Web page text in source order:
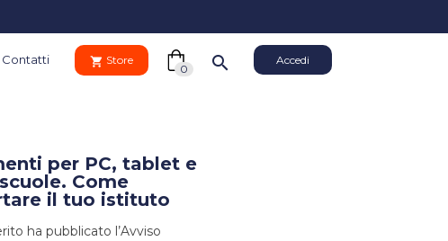
Contatti shopping_cart Store
0
Your
search Accedi
per PC, tablet e
Come
il tuo istituto
ha pubblicato l’Avviso